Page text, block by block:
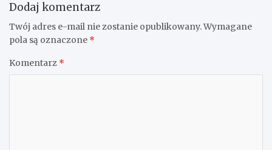
Dodaj komentarz
Twój adres e-mail nie zostanie opublikowany.Wymagane
pola są oznaczone *
Komentarz *